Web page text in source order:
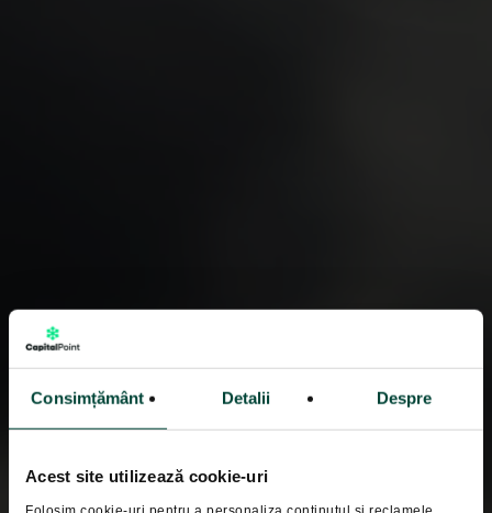
Consimțământ Detalii Despre
Acest site utilizează cookie-uri